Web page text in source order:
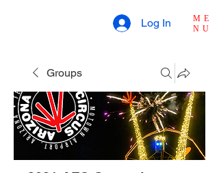
ME
NU
Log In
Groups